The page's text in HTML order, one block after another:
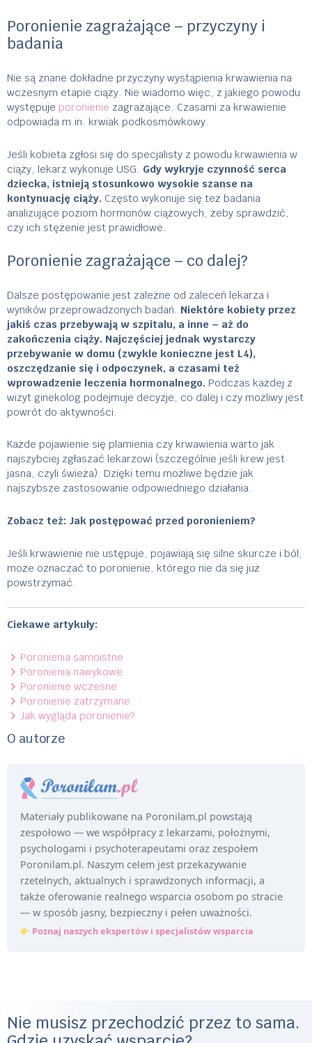
Poronienie zagrażające – przyczyny i
badania
Nie są znane dokładne przyczyny wystąpienia krwawienia na
wczesnym etapie ciąży. Nie wiadomo więc, z jakiego powodu
występuje poronienie zagrażające. Czasami za krwawienie
odpowiada m.in. krwiak podkosmówkowy.
Jeśli kobieta zgłosi się do specjalisty z powodu krwawienia w
ciąży, lekarz wykonuje USG. Gdy wykryje czynność serca
dziecka, istnieją stosunkowo wysokie szanse na
kontynuację ciąży. Często wykonuje się też badania
analizujące poziom hormonów ciążowych, żeby sprawdzić,
czy ich stężenie jest prawidłowe.
Poronienie zagrażające – co dalej?
Dalsze postępowanie jest zależne od zaleceń lekarza i
wyników przeprowadzonych badań. Niektóre kobiety przez
jakiś czas przebywają w szpitalu, a inne – aż do
zakończenia ciąży. Najczęściej jednak wystarczy
przebywanie w domu (zwykle konieczne jest L4),
oszczędzanie się i odpoczynek, a czasami też
wprowadzenie leczenia hormonalnego. Podczas każdej z
wizyt ginekolog podejmuje decyzje, co dalej i czy możliwy jest
powrót do aktywności.
Każde pojawienie się plamienia czy krwawienia warto jak
najszybciej zgłaszać lekarzowi (szczególnie jeśli krew jest
jasna, czyli świeża). Dzięki temu możliwe będzie jak
najszybsze zastosowanie odpowiedniego działania.
Zobacz też: Jak postępować przed poronieniem?
Jeśli krwawienie nie ustępuje, pojawiają się silne skurcze i ból,
może oznaczać to poronienie, którego nie da się już
powstrzymać.
Ciekawe artykuły:
Poronienia samoistne
Poronienia nawykowe
Poronienie wczesne
Poronienie zatrzymane
Jak wygląda poronienie?
O autorze
Materiały publikowane na Poronilam.pl powstają
zespołowo — we współpracy z lekarzami, położnymi,
psychologami i psychoterapeutami oraz zespołem
Poronilam.pl. Naszym celem jest przekazywanie
rzetelnych, aktualnych i sprawdzonych informacji, a
także oferowanie realnego wsparcia osobom po stracie
— w sposób jasny, bezpieczny i pełen uważności.
Poznaj naszych ekspertów i specjalistów wsparcia
Nie musisz przechodzić przez to sama.